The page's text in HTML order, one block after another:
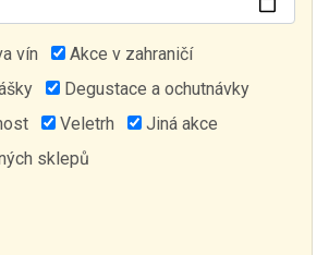
vín
Akce v zahraničí
Degustace a ochutnávky
Veletrh
Jiná akce
sklepů